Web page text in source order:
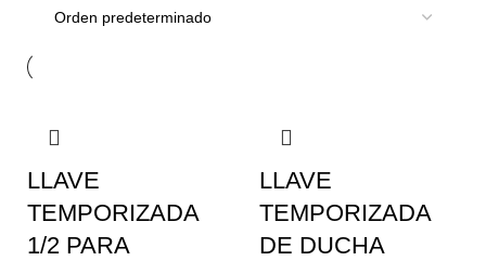
LLAVE
TEMPORIZADA
1/2 PARA
LLAVE
TEMPORIZADA
DE DUCHA